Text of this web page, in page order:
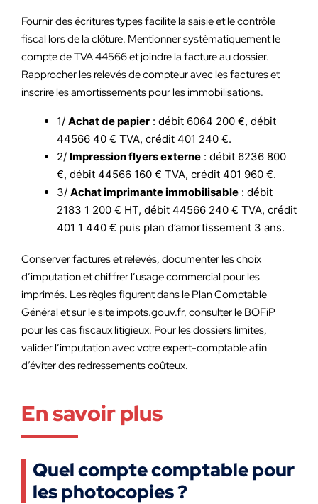
Fournir des écritures types facilite la saisie et le contrôle
fiscal lors de la clôture. Mentionner systématiquement le
compte de TVA 44566 et joindre la facture au dossier.
Rapprocher les relevés de compteur avec les factures et
inscrire les amortissements pour les immobilisations.
1/ Achat de papier : débit 6064 200 €, débit
44566 40 € TVA, crédit 401 240 €.
2/ Impression flyers externe : débit 6236 800
€, débit 44566 160 € TVA, crédit 401 960 €.
3/ Achat imprimante immobilisable : débit
2183 1 200 € HT, débit 44566 240 € TVA, crédit
401 1 440 € puis plan d’amortissement 3 ans.
Conserver factures et relevés, documenter les choix
d’imputation et chiffrer l’usage commercial pour les
imprimés. Les règles figurent dans le Plan Comptable
Général et sur le site impots.gouv.fr, consulter le BOFiP
pour les cas fiscaux litigieux. Pour les dossiers limites,
valider l’imputation avec votre expert-comptable afin
d’éviter des redressements coûteux.
En savoir plus
Quel compte comptable pour
les photocopies ?